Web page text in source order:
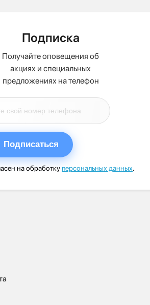
Подписка
Получайте оповещения об
акциях и специальных
предложениях на телефон
Подписаться
на обработкуперсональных данных.